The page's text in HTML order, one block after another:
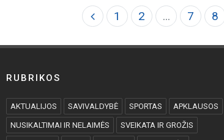
1 2 ... 7 8
RUBRIKOS
AKTUALIJOS SAVIVALDYBĖ SPORTAS APKLAUSOS
NUSIKALTIMAI IR NELAIMĖS SVEIKATA IR GROŽIS